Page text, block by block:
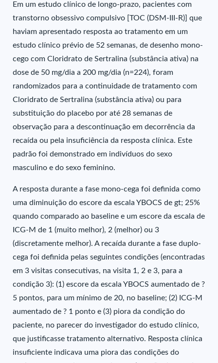
Em um estudo clínico de longo-prazo, pacientes com
transtorno obsessivo compulsivo [TOC (DSM-III-R)] que
haviam apresentado resposta ao tratamento em um
estudo clínico prévio de 52 semanas, de desenho mono-
cego com Cloridrato de Sertralina (substância ativa) na
dose de 50 mg/dia a 200 mg/dia (n=224), foram
randomizados para a continuidade de tratamento com
Cloridrato de Sertralina (substância ativa) ou para
substituição do placebo por até 28 semanas de
observação para a descontinuação em decorrência da
recaída ou pela insuficiência da resposta clínica. Este
padrão foi demonstrado em indivíduos do sexo
masculino e do sexo feminino.
A resposta durante a fase mono-cega foi definida como
uma diminuição do escore da escala YBOCS de gt; 25%
quando comparado ao baseline e um escore da escala de
ICG-M de 1 (muito melhor), 2 (melhor) ou 3
(discretamente melhor). A recaída durante a fase duplo-
cega foi definida pelas seguintes condições (encontradas
em 3 visitas consecutivas, na visita 1, 2 e 3, para a
condição 3): (1) escore da escala YBOCS aumentado de ?
5 pontos, para um mínimo de 20, no baseline; (2) ICG-M
aumentado de ? 1 ponto e (3) piora da condição do
paciente, no parecer do investigador do estudo clínico,
que justificasse tratamento alternativo. Resposta clínica
insuficiente indicava uma piora das condições do